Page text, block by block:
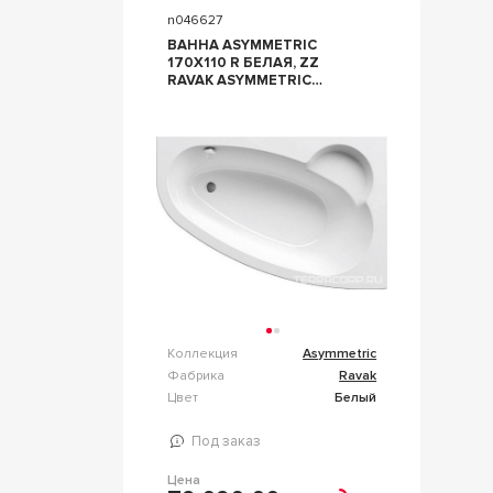
n046627
ВАННА ASYMMETRIC
170X110 R БЕЛАЯ, ZZ
RAVAK ASYMMETRIC
Коллекция
Asymmetric
Фабрика
Ravak
Цвет
Белый
Под заказ
Цена